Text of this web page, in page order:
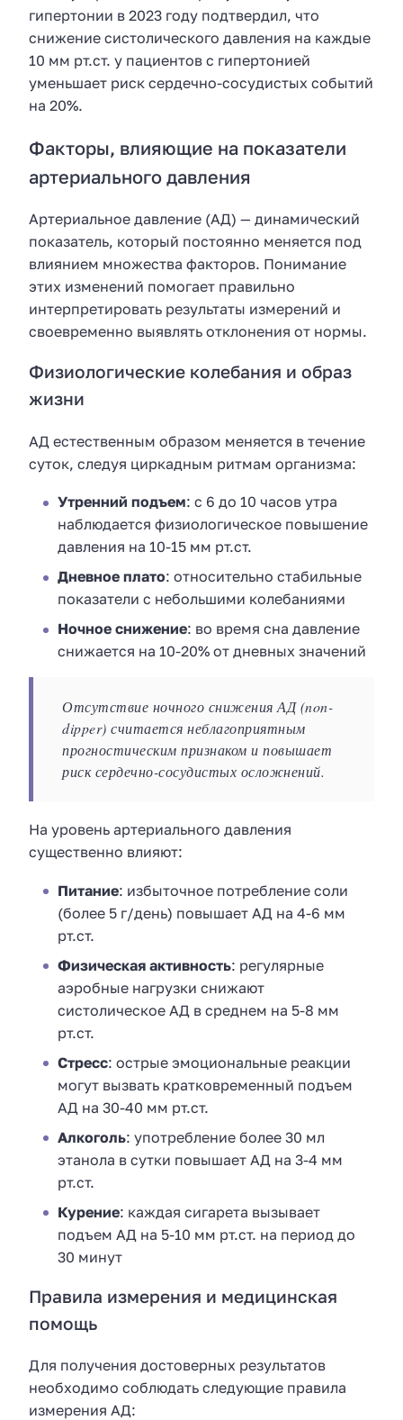
гипертонии в 2023 году подтвердил, что
снижение систолического давления на каждые
10 мм рт.ст. у пациентов с гипертонией
уменьшает риск сердечно-сосудистых событий
на 20%.
Факторы, влияющие на показатели
артериального давления
Артериальное давление (АД) — динамический
показатель, который постоянно меняется под
влиянием множества факторов. Понимание
этих изменений помогает правильно
интерпретировать результаты измерений и
своевременно выявлять отклонения от нормы.
Физиологические колебания и образ
жизни
АД естественным образом меняется в течение
суток, следуя циркадным ритмам организма:
Утренний подъем: с 6 до 10 часов утра
наблюдается физиологическое повышение
давления на 10-15 мм рт.ст.
Дневное плато: относительно стабильные
показатели с небольшими колебаниями
Ночное снижение: во время сна давление
снижается на 10-20% от дневных значений
Отсутствие ночного снижения АД (non-
dipper) считается неблагоприятным
прогностическим признаком и повышает
риск сердечно-сосудистых осложнений.
На уровень артериального давления
существенно влияют:
Питание: избыточное потребление соли
(более 5 г/день) повышает АД на 4-6 мм
рт.ст.
Физическая активность: регулярные
аэробные нагрузки снижают
систолическое АД в среднем на 5-8 мм
рт.ст.
Стресс: острые эмоциональные реакции
могут вызвать кратковременный подъем
АД на 30-40 мм рт.ст.
Алкоголь: употребление более 30 мл
этанола в сутки повышает АД на 3-4 мм
рт.ст.
Курение: каждая сигарета вызывает
подъем АД на 5-10 мм рт.ст. на период до
30 минут
Правила измерения и медицинская
помощь
Для получения достоверных результатов
необходимо соблюдать следующие правила
измерения АД: